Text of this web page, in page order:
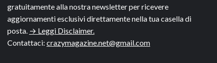
gratuitamente alla nostra newsletter per ricevere
aggiornamenti esclusivi direttamente nella tua casella di
posta. → Leggi Disclaimer.
Contattaci: crazymagazine.net@gmail.com